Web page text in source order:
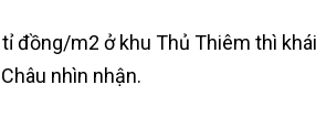
đồng/m2 ở khu Thủ Thiêm thì
nhìn nhận.